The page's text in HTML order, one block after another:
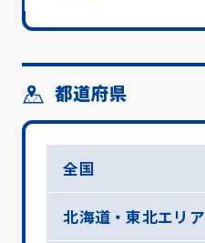
都道府県
全国
北海道・東北エリア